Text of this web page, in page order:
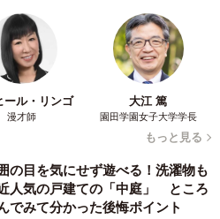
ール・リンゴ
漫才師
大江 篤
園田学園女子大学学長
もっと見る
の目を気にせず遊べる！洗濯物も
人気の戸建ての「中庭」 ところ
でみて分かった後悔ポイント